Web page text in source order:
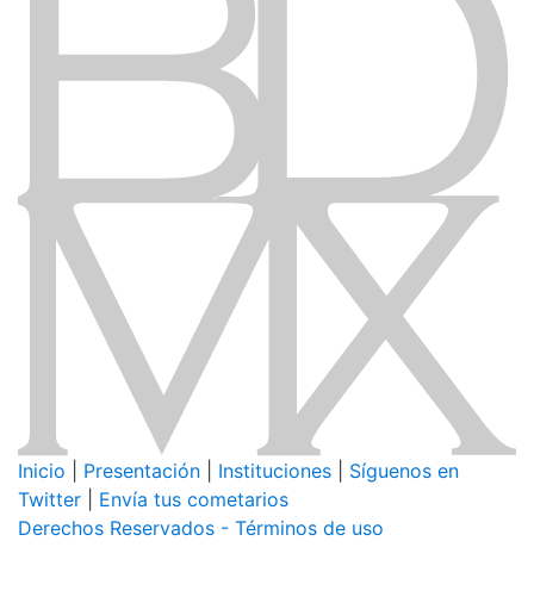
Inicio Presentación Instituciones
Síguenos en
Twitter
Envía tus cometarios
Derechos Reservados - Términos de uso